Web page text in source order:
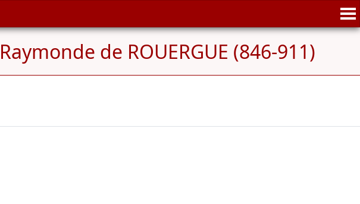
Raymonde de ROUERGUE (846-911)